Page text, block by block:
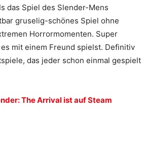
das Spiel des Slender-Mens
gruselig-schönes Spiel ohne
Horrormomenten. Super
mit einem Freund spielst. Definitiv
das jeder schon einmal gespielt
The Arrival ist auf Steam